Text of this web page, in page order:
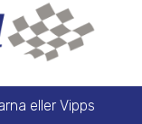
eller Vipps